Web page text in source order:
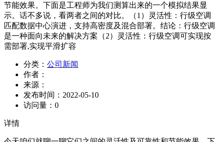
节能效果。下面是工程师为我们测算出来的一个模拟结果显
示。话不多说，看两者之间的对比。（1）灵活性：行级空调
匹配数据中心演进，支持高密度及混合部署。结论：行级空调
是一种面向未来的解决方案（2）灵活性：行级空调可实现按
需部署,实现平滑扩容
分类： 公司新闻
作者：
来源：
发布时间： 2022-05-10
访问量： 0
详情